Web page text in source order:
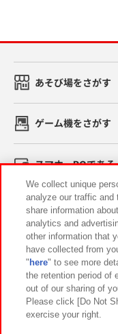
あそび場をさがす
ゲーム機をさがす
スマホ・PCであそ
イベント・キャン
関連会社
プライバシーポリシー
お取引先さま
We collect unique
analyze our traffic and
share information
analytics and
other information that
have collected from
" here" to see more
the retention period of
out of our sharing of
Please click [Do Not
exercise your right.